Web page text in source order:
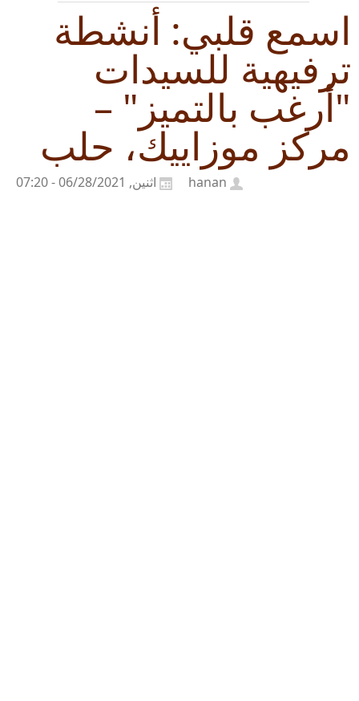
اسمع قلبي: أنشطة
ترفيهية للسيدات
"أرغب بالتميز" –
مركز موزاييك، حلب
اثنين, 06/28/2021 - 07:20 hanan